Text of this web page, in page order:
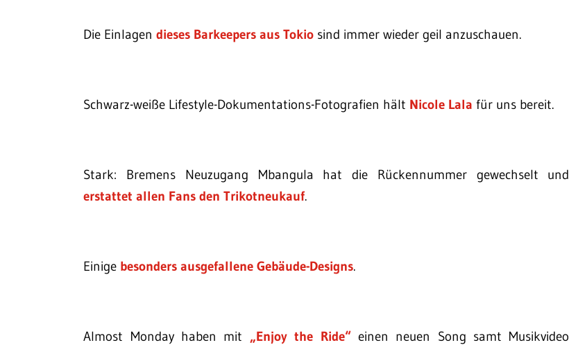
Die Einlagendieses Barkeepers aus Tokio sind immer wieder geil anzuschauen.
Schwarz-weiße Lifestyle-Dokumentations-Fotografien hält Nicole Lala für uns bereit.
Stark: Bremens Neuzugang Mbangula hat die Rückennummer gewechselt und
erstattet allen Fans den Trikotneukauf.
Einige besonders ausgefallene Gebäude-Designs.
Almost Monday haben mit „Enjoy the Ride“einen neuen Song samt Musikvideo